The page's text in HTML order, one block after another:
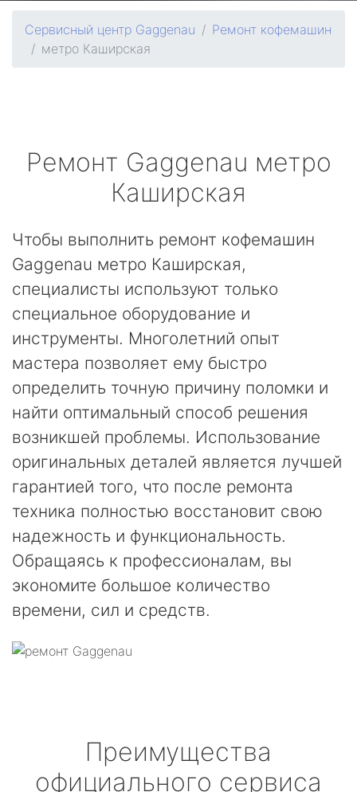
Сервисный центр Gaggenau
Ремонт кофемашин
метро Каширская
Ремонт Gaggenau метро
Каширская
Чтобы выполнить ремонт кофемашин
Gaggenau метро Каширская,
специалисты используют только
специальное оборудование и
инструменты. Многолетний опыт
мастера позволяет ему быстро
определить точную причину поломки и
найти оптимальный способ решения
возникшей проблемы. Использование
оригинальных деталей является лучшей
гарантией того, что после ремонта
техника полностью восстановит свою
надежность и функциональность.
Обращаясь к профессионалам, вы
экономите большое количество
времени, сил и средств.
Преимущества
официального сервиса